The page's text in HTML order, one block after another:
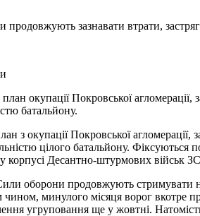
окупації Покровської
батальйону.
цілого батальйону.
корпусі Десантно-штурмових військ
минулого місяця ворог вкотре
угруповання ще у жовтні.